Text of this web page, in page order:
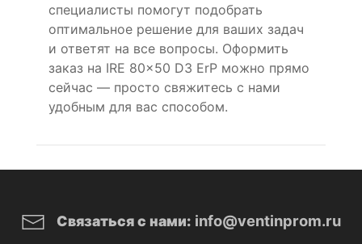
специалисты помогут подобрать
оптимальное решение для ваших задач
и ответят на все вопросы. Оформить
заказ на IRE 80x50 D3 ErP можно прямо
сейчас — просто свяжитесь с нами
удобным для вас способом.
Связаться с нами: info@ventinprom.ru